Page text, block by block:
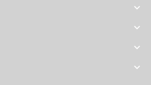



